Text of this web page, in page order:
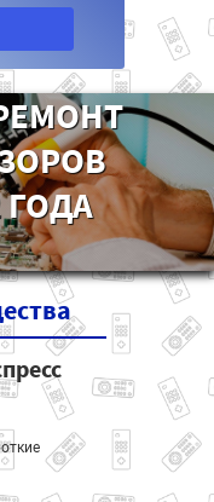
ГОДА